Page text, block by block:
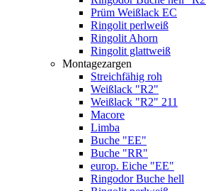
Prüm Weißlack EC
Ringolit perlweiß
Ringolit Ahorn
Ringolit glattweiß
Montagezargen
Streichfähig roh
Weißlack "R2"
Weißlack "R2" 211
Macore
Limba
Buche "EE"
Buche "RR"
europ. Eiche "EE"
Ringodor Buche hell